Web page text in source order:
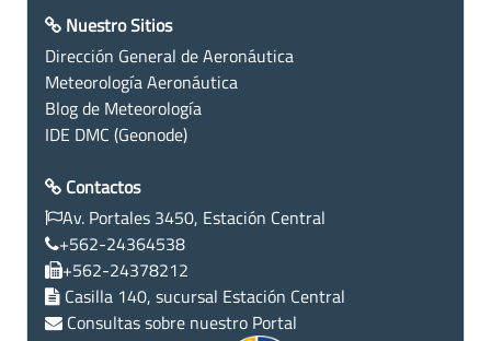
Nuestro Sitios
Dirección General de Aeronáutica
Meteorología Aeronáutica
Blog de Meteorología
IDE DMC (Geonode)
Contactos
Av. Portales 3450, Estación Central
+562-24364538
+562-24378212
Casilla 140, sucursal Estación Central
Consultas sobre nuestro Portal